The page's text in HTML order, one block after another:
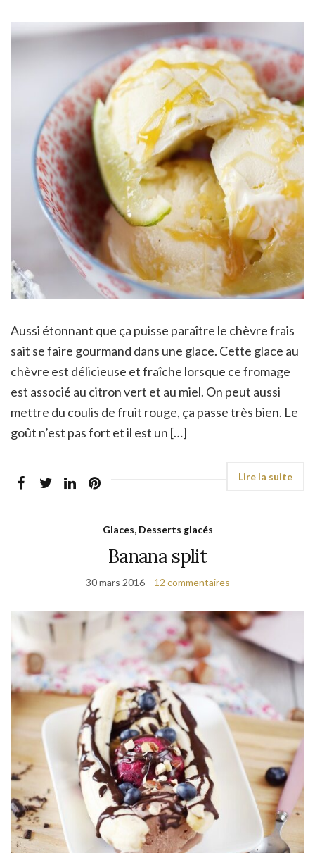
Aussi étonnant que ça puisse paraître le chèvre frais
sait se faire gourmand dans une glace. Cette glace au
chèvre est délicieuse et fraîche lorsque ce fromage
est associé au citron vert et au miel. On peut aussi
mettre du coulis de fruit rouge, ça passe très bien. Le
goût n’est pas fort et il est un […]
Glaces, Desserts glacés
Banana split
30 mars 2016 12 commentaires